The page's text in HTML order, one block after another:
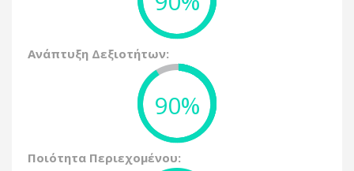
Ανάπτυξη Δεξιοτήτων:
90%
Ποιότητα Περιεχομένου: